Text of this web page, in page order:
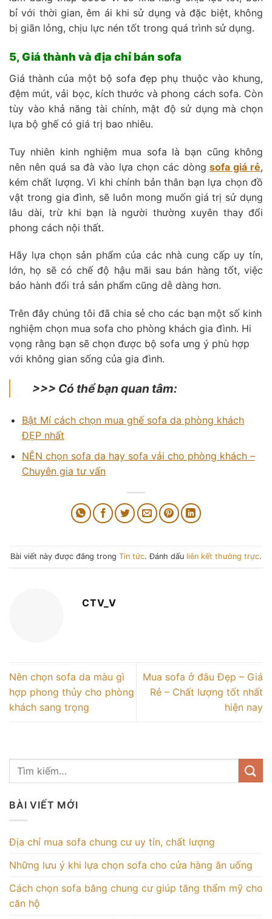
bỉ với thời gian, êm ái khi sử dụng và đặc biệt, không
bị giãn lỏng, chịu lực nén tốt trong quá trình sử dụng.
5, Giá thành và địa chỉ bán sofa
Giá thành của một bộ sofa đẹp phụ thuộc vào khung,
đệm mút, vải bọc, kích thước và phong cách sofa. Còn
tùy vào khả năng tài chính, mật độ sử dụng mà chọn
lựa bộ ghế có giá trị bao nhiêu.
Tuy nhiên kinh nghiệm mua sofa là bạn cũng không
nên nên quá sa đà vào lựa chọn các dòngsofa giá rẻ,
kém chất lượng. Vì khi chính bản thân bạn lựa chọn đồ
vật trong gia đình, sẽ luôn mong muốn giá trị sử dụng
lâu dài, trừ khi bạn là người thường xuyên thay đổi
phong cách nội thất.
Hãy lựa chọn sản phẩm của các nhà cung cấp uy tín,
lớn, họ sẽ có chế độ hậu mãi sau bán hàng tốt, việc
bảo hành đổi trả sản phẩm cũng dễ dàng hơn.
Trên đây chúng tôi đã chia sẻ cho các bạn một số kinh
nghiệm chọn mua sofa cho phòng khách gia đình. Hi
vọng rằng bạn sẽ chọn được bộ sofa ưng ý phù hợp
với không gian sống của gia đình.
>>> Có thể bạn quan tâm:
Bật Mí cách chọn mua ghế sofa da phòng khách
ĐẸP nhất
NÊN chọn sofa da hay sofa vải cho phòng khách –
Chuyên gia tư vấn
Bài viết này được đăng trong Tin tức. Đánh dấu liên kết thường trực.
CTV_V
Nên chọn sofa da màu gì
hợp phong thủy cho phòng
khách sang trọng
Mua sofa ở đâu Đẹp – Giá
Rẻ – Chất lượng tốt nhất
hiện nay
BÀI VIẾT MỚI
Địa chỉ mua sofa chung cư uy tín, chất lượng
Những lưu ý khi lựa chọn sofa cho cửa hàng ăn uống
Cách chọn sofa băng chung cư giúp tăng thẩm mỹ cho
căn hộ